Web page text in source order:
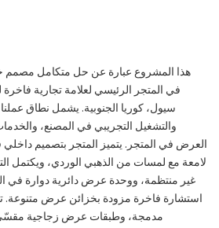
هذا المشروع عبارة عن حل متكامل مصمم
في المتجر الرئيسي لعلامة تجارية
سيول، كوريا الجنوبية. يشمل نطاق عملنا
والتشغيل التجريبي في المصنع،
العرض في المتجر. يتميز المتجر بتصميم داخلي
لامعة مع لمسات من الذهبي الوردي، ويكتمل
غير منتظمة، ووحدة عرض دائرية دوارة في
استشارة فاخرة مزودة بخزائن عرض متنوعة.